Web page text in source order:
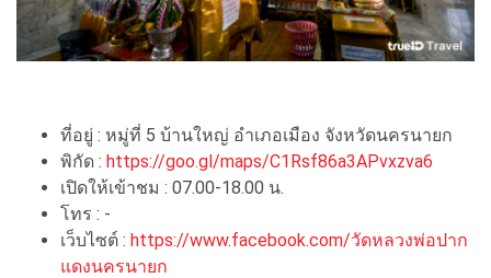
ที่อยู่ : หมู่ที่ 5 บ้านใหญ่ อำเภอเมือง จังหวัดนครนายก
พิกัด : https://goo.gl/maps/C1Rsf86a3APvxzva6
เปิดให้เข้าชม : 07.00-18.00 น.
โทร : -
เว็บไซต์ : https://www.facebook.com/วัดหลวงพ่อปาก
แดงนครนายก